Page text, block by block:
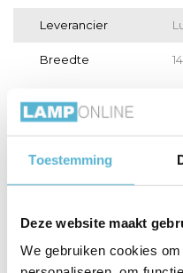
Toestemming
Deze website maakt
We gebruiken cookies
Leverancier
Breedte 14
Toon meer
Vergelijk Delen